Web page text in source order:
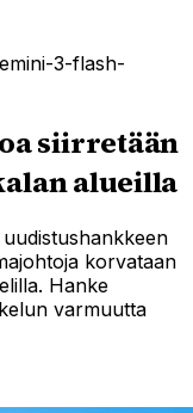
3-flash-
siirretään
alueilla
korvataan
Hanke
varmuutta